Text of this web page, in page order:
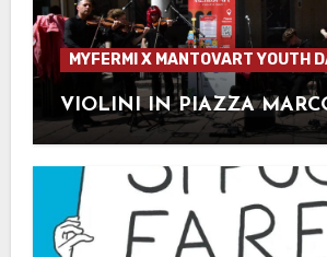
MYFERMI X MANTOVART YOUTH
VIOLINI IN PIAZZA